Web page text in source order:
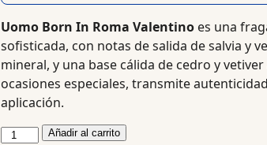
Uomo Born In Roma Valentinoes una
sofisticada, con notas de salida de salvia y
mineral, y una base cálida de cedro y
ocasiones especiales, transmite
aplicación.
Añadir al carrito